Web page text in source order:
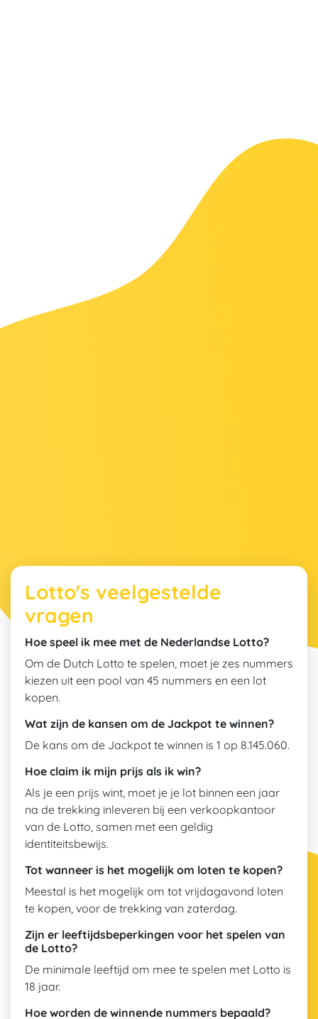
Lotto's veelgestelde
vragen
Hoe speel ik mee met de Nederlandse Lotto?
Om de Dutch Lotto te spelen, moet je zes nummers
kiezen uit een pool van 45 nummers en een lot
kopen.
Wat zijn de kansen om de Jackpot te winnen?
De kans om de Jackpot te winnen is 1 op 8.145.060.
Hoe claim ik mijn prijs als ik win?
Als je een prijs wint, moet je je lot binnen een jaar
na de trekking inleveren bij een verkoopkantoor
van de Lotto, samen met een geldig
identiteitsbewijs.
Tot wanneer is het mogelijk om loten te kopen?
Meestal is het mogelijk om tot vrijdagavond loten
te kopen, voor de trekking van zaterdag.
Zijn er leeftijdsbeperkingen voor het spelen van
de Lotto?
De minimale leeftijd om mee te spelen met Lotto is
18 jaar.
Hoe worden de winnende nummers bepaald?